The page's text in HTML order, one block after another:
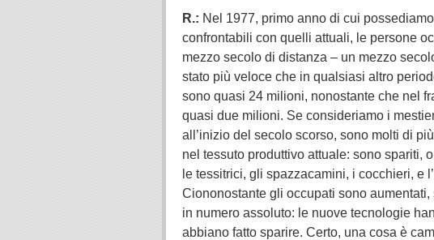
R.: Nel 1977, primo anno di cui
confrontabili con quelli attuali, le persone
mezzo secolo di distanza – un mezzo
stato più veloce che in qualsiasi altro
sono quasi 24 milioni, nonostante che nel
quasi due milioni. Se consideriamo i
all’inizio del secolo scorso, sono molti di
nel tessuto produttivo attuale: sono spariti,
le tessitrici, gli spazzacamini, i cocchieri, e
Ciononostante gli occupati sono
in numero assoluto: le nuove tecnologie
abbiano fatto sparire. Certo, una cosa è